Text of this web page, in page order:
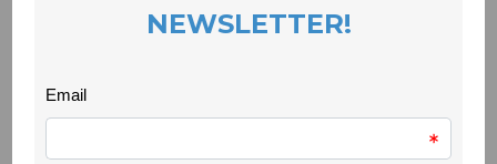
com o apoio do Museu de Lanifícios da Universidade da Beira
autorretratos, que teve o apoio da artista plástica Joana